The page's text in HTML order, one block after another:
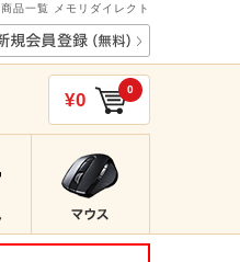
商品一覧 メモリダイレクト
¥0 0